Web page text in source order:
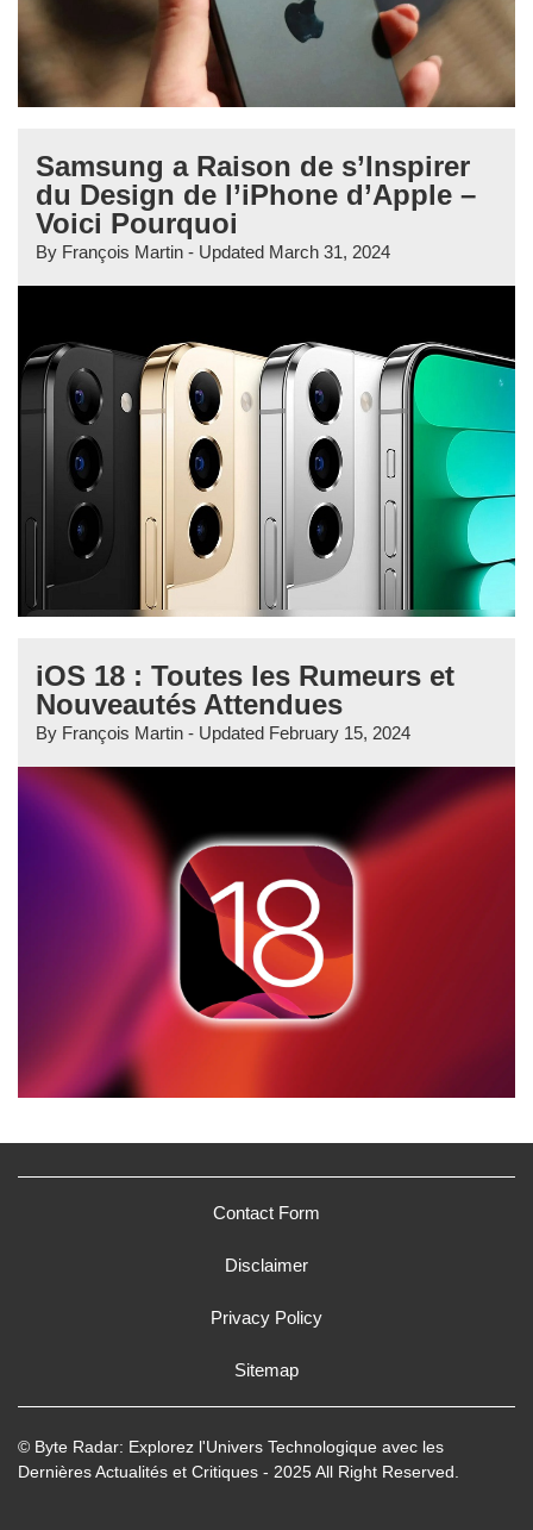
Samsung a Raison de s’Inspirer
du Design de l’iPhone d’Apple –
Voici Pourquoi
By François Martin - Updated March 31, 2024
iOS 18 : Toutes les Rumeurs et
Nouveautés Attendues
By François Martin - Updated February 15, 2024
Contact Form
Disclaimer
Privacy Policy
Sitemap
© Byte Radar: Explorez l'Univers Technologique avec les
Dernières Actualités et Critiques - 2025 All Right Reserved.